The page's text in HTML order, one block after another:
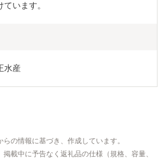
います。
水産
の情報に基づき、作成しています。
載中に予告なく返礼品の仕様（規格、容量、